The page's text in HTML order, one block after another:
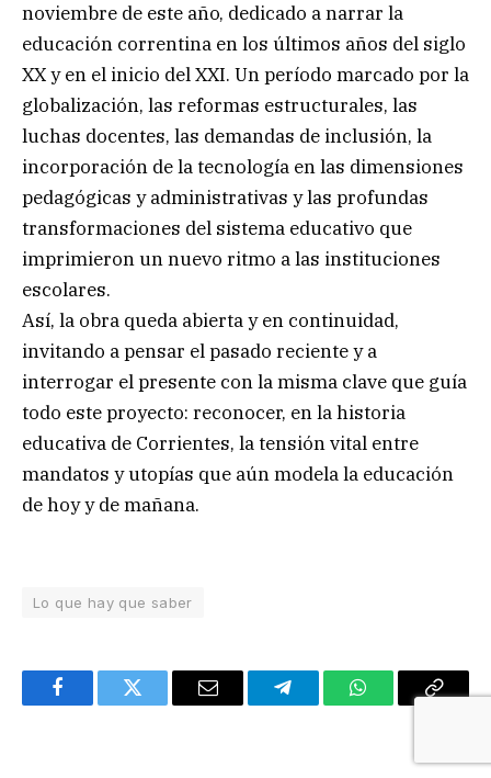
noviembre de este año, dedicado a narrar la
educación correntina en los últimos años del siglo
XX y en el inicio del XXI. Un período marcado por la
globalización, las reformas estructurales, las
luchas docentes, las demandas de inclusión, la
incorporación de la tecnología en las dimensiones
pedagógicas y administrativas y las profundas
transformaciones del sistema educativo que
imprimieron un nuevo ritmo a las instituciones
escolares.
Así, la obra queda abierta y en continuidad,
invitando a pensar el pasado reciente y a
interrogar el presente con la misma clave que guía
todo este proyecto: reconocer, en la historia
educativa de Corrientes, la tensión vital entre
mandatos y utopías que aún modela la educación
de hoy y de mañana.
Lo que hay que saber
FacebookTwitter Email TelegramWhatsApp